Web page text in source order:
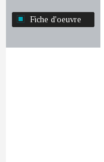
Fiche d'oeuvre